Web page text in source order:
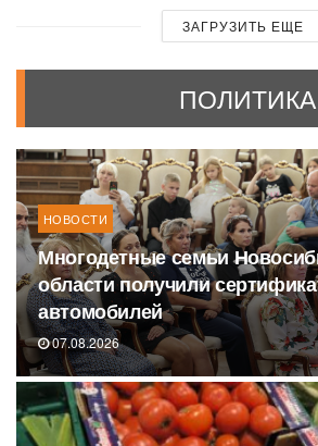
ЗАГРУЗИТЬ ЕЩЕ
ПОЛИТИКА
НОВОСТИ
Многодетные семьи
области получили
автомобилей
07.08.2026